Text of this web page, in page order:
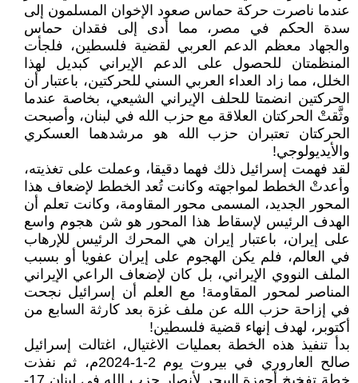
عندما ناصرت حركة حماس صعود الإخوان المسلمون إلى
سدة الحكم في مصر، مما أدى إلى فقدان حماس
والجهاد معظم الدعم العربي لقضية فلسطين، فلجأت
المنظمتان للحصول على الدعم الإيراني كبديل لهذا
الخلل، مما زاد العداء العربي السني للحركتين، باعتبار أن
الحركتين انضمتا للحلف الإيراني الشيعي، بخاصة عندما
وثَّقتْ الحركتان العلاقة مع حزب الله في لبنان، وأصبحت
الحركتان تعتبران حزب الله هو مرشدهما العسكري
والأيديولوجي!
لقد فهمت إسرائيل ذلك فهما دقيقا، وعملت على تغذيته،
وأعدتْ الخطط لمواجهته وكانت تُعد الخطط لإضعاف هذا
المحور الجديد، المسمى محور المقاومة، وكانت تعلم أن
الهدف الرئيس لإسقاط هذا المحور هو شن هجوم واسع
على إيران، باعتبار إيران هي المحرك الرئيس للإرهاب
في العالم، فلم يكن الهجوم على إيران عفويا أو بسبب
الملف النووي الإيراني، بل كان لإضعاف الراعي الإيراني
المناصر لمحور المقاومة! مع العلم أن إسرائيل نجحت
في إزاحة حزب الله عن ملف غزة بعد كارثة السابع من
أكتوبر، لهدف إنهاء قضية فلسطين!
بدأ تنفيذ هذه الخطة بعمليات الاغتيال، اغتالت إسرائيل
صالح العاروري في بيروت يوم 2-1-2024م، ثم نفذت